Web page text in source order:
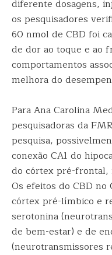
diferente dosagens,
os pesquisadores
60 nmol de CBD foi
de dor ao toque e ao
comportamentos
melhora do
Para Ana Carolina
pesquisadoras da
pesquisa,
conexão CA1 do
do córtex pré-frontal,
Os efeitos do CBD no
córtex pré-límbico e
serotonina
de bem-estar) e de
(neurotransmissores